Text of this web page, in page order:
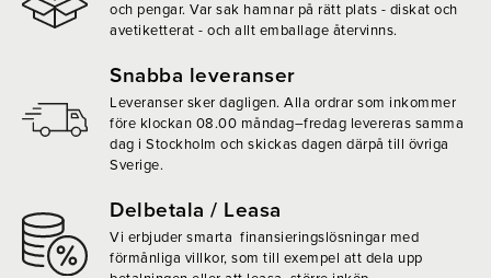
och pengar. Var sak hamnar på rätt plats - diskat och
avetiketterat - och allt emballage återvinns.
Snabba leveranser
Leveranser sker dagligen. Alla ordrar som inkommer
före klockan 08.00 måndag–fredag levereras samma
dag i Stockholm och skickas dagen därpå till övriga
Sverige.
Delbetala / Leasa
Vi erbjuder smarta finansieringslösningar med
förmånliga villkor, som till exempel att dela upp